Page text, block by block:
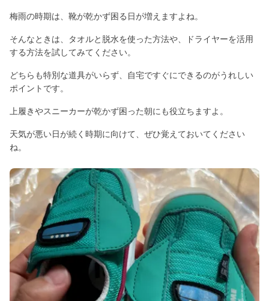
梅雨の時期は、靴が乾かず困る日が増えますよね。
そんなときは、タオルと脱水を使った方法や、ドライヤーを活用
する方法を試してみてください。
どちらも特別な道具がいらず、自宅ですぐにできるのがうれしい
ポイントです。
上履きやスニーカーが乾かず困った朝にも役立ちますよ。
天気が悪い日が続く時期に向けて、ぜひ覚えておいてください
ね。